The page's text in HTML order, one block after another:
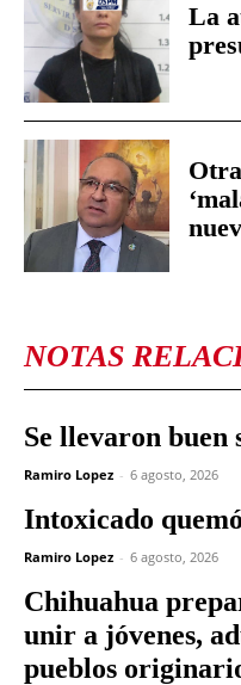
La
NOTAS
Se llevaron buen
Ramiro Lopez - 6 agosto, 2026
Intoxicado
Ramiro Lopez - 6 agosto, 2026
Chihuahua
unir a jóvenes,
pueblos